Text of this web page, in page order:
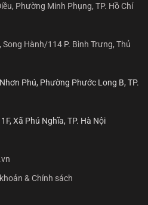
Phường Minh Phụng, TP. Hồ Chí
Song Hành/114 P. Bình Trưng, Thủ
Phú, Phường Phước Long B, TP.
Xã Phú Nghĩa, TP. Hà Nội
& Chính sách